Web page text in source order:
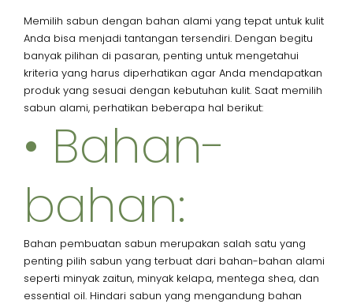
Memilih sabun dengan bahan alami yang tepat untuk kulit
Anda bisa menjadi tantangan tersendiri. Dengan begitu
banyak pilihan di pasaran, penting untuk mengetahui
kriteria yang harus diperhatikan agar Anda mendapatkan
produk yang sesuai dengan kebutuhan kulit. Saat memilih
sabun alami, perhatikan beberapa hal berikut:
• Bahan-
bahan:
Bahan pembuatan sabun merupakan salah satu yang
penting pilih sabun yang terbuat dari bahan-bahan alami
seperti minyak zaitun, minyak kelapa, mentega shea, dan
essential oil. Hindari sabun yang mengandung bahan